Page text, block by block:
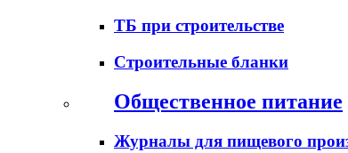
ТБ при строительстве
Строительные бланки
Общественное питание
Журналы для пищевого